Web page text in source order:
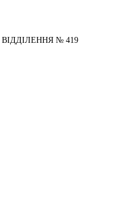
ВІДДІЛЕННЯ № 419